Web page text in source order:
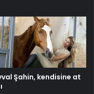
Şahin, kendisine at